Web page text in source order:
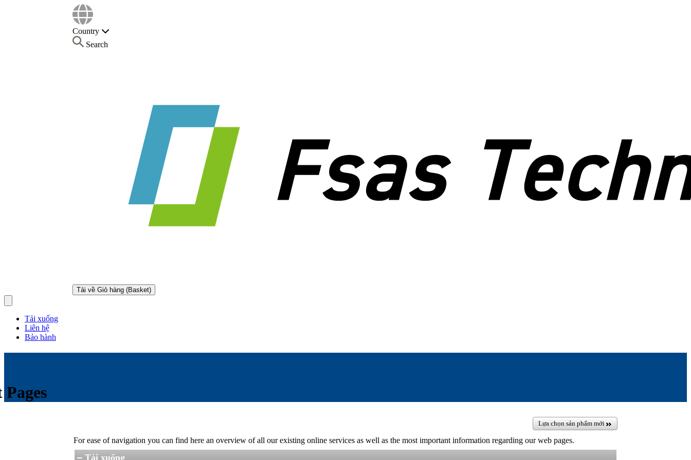
Country
Search
Tải về Giỏ hàng (Basket)
Tải xuống
Liên hệ
Bảo hành
Lựa chọn sản phẩm mới
For ease of navigation you can find here an overview of all our existing online services as well as the most important information regarding our web pages.
Tải xuống